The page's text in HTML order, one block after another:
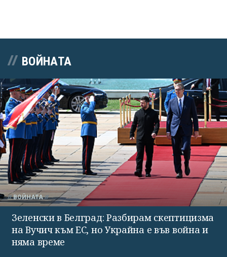
ВОЙНАТА
ВОЙНАТА
Зеленски в Белград: Разбирам скептицизма
на Вучич към ЕС, но Украйна е във война и
няма време